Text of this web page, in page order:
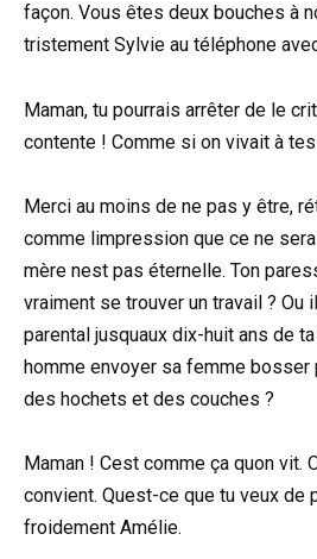
façon. Vous êtes deux bouches à
tristement Sylvie au téléphone
Maman, tu pourrais arrêter de le
contente ! Comme si on vivait à
Merci au moins de ne pas y être,
comme limpression que ce ne
mère nest pas éternelle. Ton
vraiment se trouver un travail ? Ou
parental jusquaux dix-huit ans de
homme envoyer sa femme bosser
des hochets et des couches ?
Maman ! Cest comme ça quon vit.
convient. Quest-ce que tu veux de
froidement Amélie.